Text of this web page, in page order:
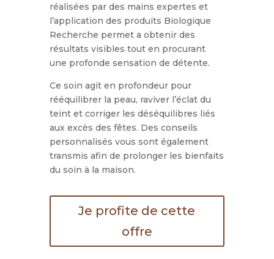
réalisées par des mains expertes et
l’application des produits Biologique
Recherche permet a obtenir des
résultats visibles tout en procurant
une profonde sensation de détente.
Ce soin agit en profondeur pour
rééquilibrer la peau, raviver l’éclat du
teint et corriger les déséquilibres liés
aux excès des fêtes. Des conseils
personnalisés vous sont également
transmis afin de prolonger les bienfaits
du soin à la maison.
Je profite de cette
offre